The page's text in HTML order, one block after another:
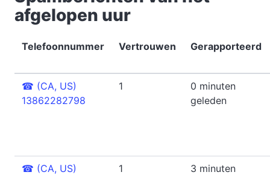
afgelopen uur
Telefoonnummer Vertrouwen Gerapporteerd
☎ (CA, US)
13862282798
1
0 minuten
geleden
☎ (CA, US)
1
3 minuten